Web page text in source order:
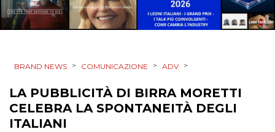
BRAND NEWS > COMUNICAZIONE > ADV >
LA PUBBLICITÀ DI BIRRA MORETTI
CELEBRA LA SPONTANEITÀ DEGLI
ITALIANI